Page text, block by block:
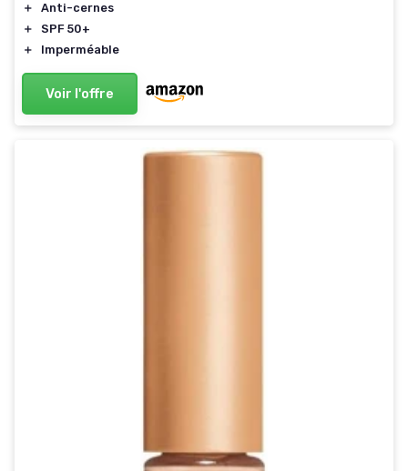
＋
Anti-cernes
＋
SPF 50+
＋
Imperméable
Voir l'offre